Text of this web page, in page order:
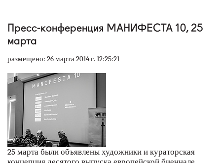
Пресс-конференция МАНИФЕСТА 10, 25
марта
размещено: 26 марта 2014 г. 12:25:21
25 марта были объявлены художники и кураторская